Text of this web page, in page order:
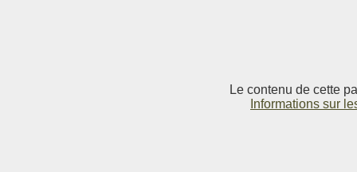
Le contenu de cette
Informations sur